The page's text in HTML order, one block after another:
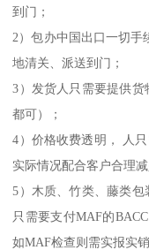
到门；
2）包办中国出口一切手
地清关、派送到门；
3）发货人只需要提供
都可）；
4）价格收费透明， 人
实际情况配合客户合理
5）木质、竹类、藤类
只需要支付MAF的
如MAF检查则需实报实销